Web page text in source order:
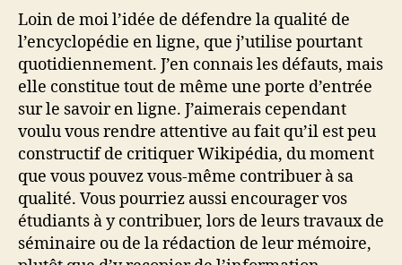
Loin de moi l’idée de défendre la qualité de
l’encyclopédie en ligne, que j’utilise pourtant
quotidiennement. J’en connais les défauts, mais
elle constitue tout de même une porte d’entrée
sur le savoir en ligne. J’aimerais cependant
voulu vous rendre attentive au fait qu’il est peu
constructif de critiquer Wikipédia, du moment
que vous pouvez vous-même contribuer à sa
qualité. Vous pourriez aussi encourager vos
étudiants à y contribuer, lors de leurs travaux de
séminaire ou de la rédaction de leur mémoire,